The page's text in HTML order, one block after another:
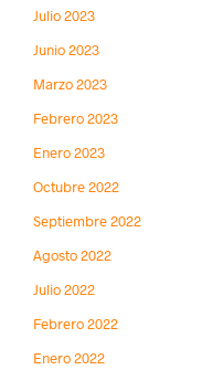
Julio 2023
Junio 2023
Marzo 2023
Febrero 2023
Enero 2023
Octubre 2022
Septiembre 2022
Agosto 2022
Julio 2022
Febrero 2022
Enero 2022